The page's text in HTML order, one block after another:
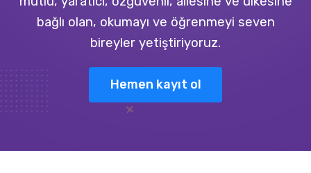
bağlı olan, okumayı ve öğrenmeyi seven
bireyler yetiştiriyoruz.
Hemen kayıt ol